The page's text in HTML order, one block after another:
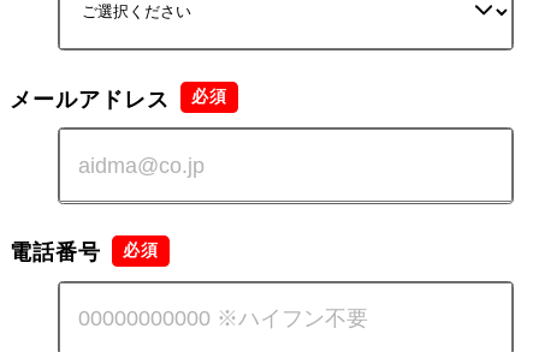
メールアドレス
電話番号